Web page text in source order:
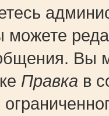
Вы
Правка в